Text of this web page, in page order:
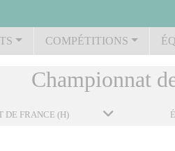
COMPÉTITIONS
Championnat
DE FRANCE (H)